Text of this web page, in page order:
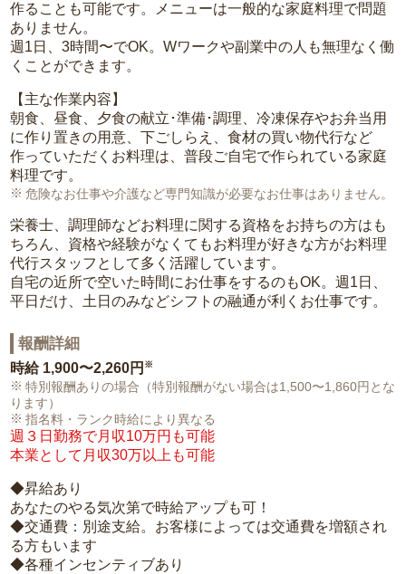
作ることも可能です。メニューは一般的な家庭料理で問題
ありません。
週1日、3時間〜でOK。Wワークや副業中の人も無理なく働
くことができます。
【主な作業内容】
朝食、昼食、夕食の献立･準備･調理、冷凍保存やお弁当用
に作り置きの用意、下ごしらえ、食材の買い物代行など
作っていただくお料理は、普段ご自宅で作られている家庭
料理です。
危険なお仕事や介護など専門知識が必要なお仕事はありません。
栄養士、調理師などお料理に関する資格をお持ちの方はも
ちろん、資格や経験がなくてもお料理が好きな方がお料理
代行スタッフとして多く活躍しています。
自宅の近所で空いた時間にお仕事をするのもOK。週1日、
平日だけ、土日のみなどシフトの融通が利くお仕事です。
報酬詳細
時給 1,900〜2,260円 ※
特別報酬ありの場合（特別報酬がない場合は1,500〜1,860円とな
ります）
指名料・ランク時給により異なる
週３日勤務で月収10万円も可能
本業として月収30万以上も可能
◆昇給あり
あなたのやる気次第で時給アップも可！
◆交通費：別途支給。お客様によっては交通費を増額され
る方もいます
◆各種インセンティブあり